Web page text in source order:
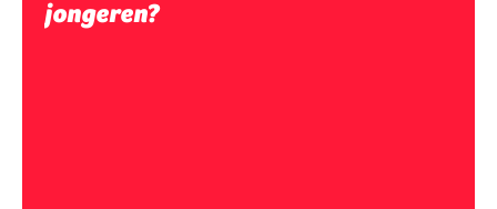
jongeren?